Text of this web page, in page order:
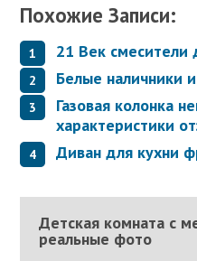
Похожие Записи:
21 Век смесители
Белые наличники
Газовая колонка
характеристики
Диван для кухни
Детская комната с
реальные фото